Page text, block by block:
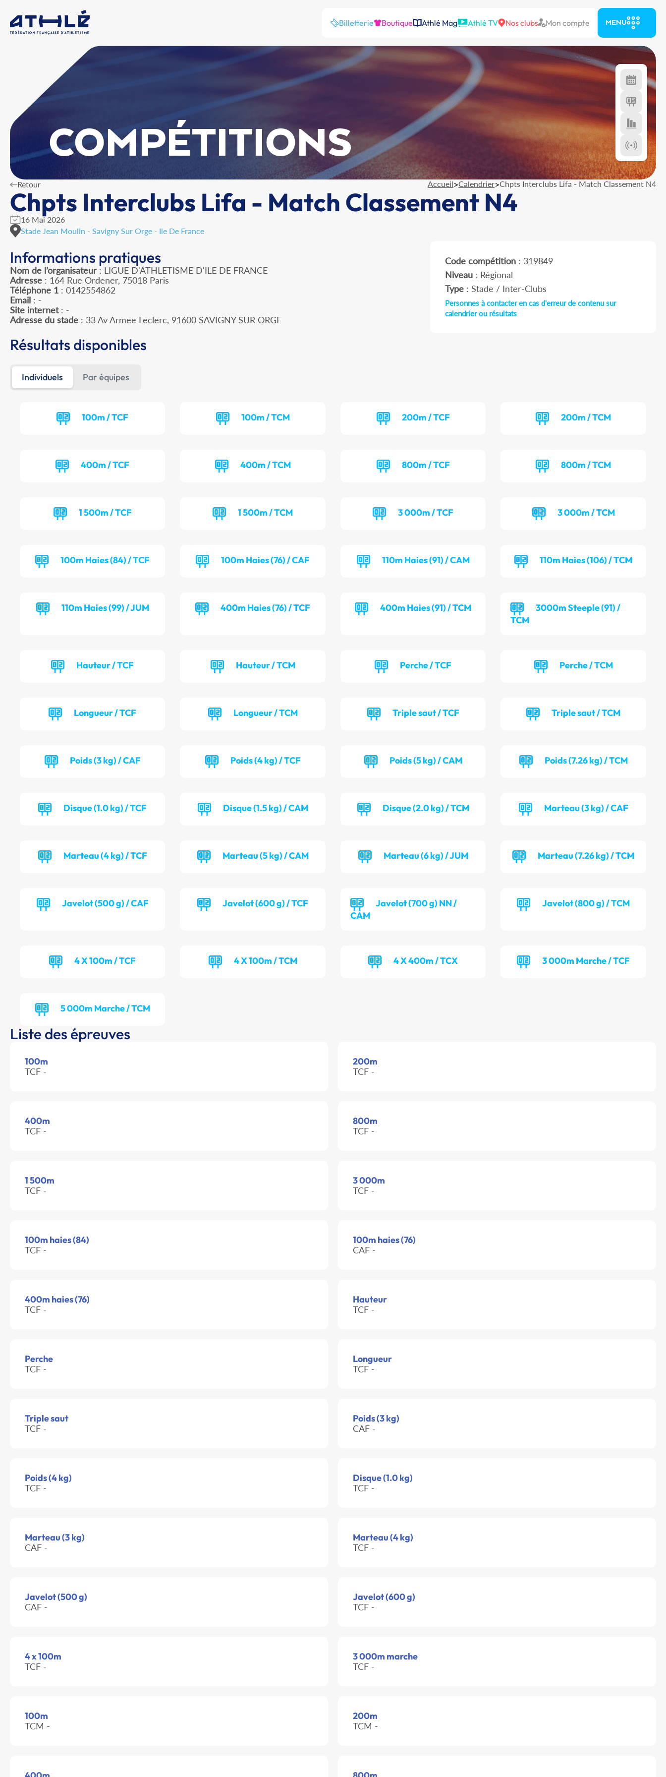
Billetterie Boutique Athlé Mag Athlé TV Nos clubs Mon compte MENU
COMPÉTITIONS
Retour Accueil>Calendrier>Chpts Interclubs Lifa - Match Classement N4
Chpts Interclubs Lifa - Match Classement N4
16 Mai 2026
Stade Jean Moulin - Savigny Sur Orge - Ile De France
Informations pratiques
Nom de l’organisateur : LIGUE D'ATHLETISME D'ILE DE FRANCE
Adresse : 164 Rue Ordener, 75018 Paris
Téléphone 1 : 0142554862
Email : -
Site internet: -
Adresse du stade : 33 Av Armee Leclerc, 91600 SAVIGNY SUR ORGE
Code compétition: 319849
Niveau: Régional
Type: Stade / Inter-Clubs
Personnes à contacter en cas d'erreur de contenu sur
calendrier ou résultats
Résultats disponibles
Individuels Par équipes
100m / TCF 100m / TCM 200m / TCF 200m / TCM
400m / TCF 400m / TCM 800m / TCF 800m / TCM
1 500m / TCF 1 500m / TCM 3 000m / TCF 3 000m / TCM
100m Haies (84) / TCF 100m Haies (76) / CAF 110m Haies (91) / CAM 110m Haies (106) / TCM
110m Haies (99) / JUM 400m Haies (76) / TCF 400m Haies (91) / TCM
3000m Steeple (91) /
TCM
Hauteur / TCF Hauteur / TCM Perche / TCF Perche / TCM
Longueur / TCF Longueur / TCM Triple saut / TCF Triple saut / TCM
Poids (3 kg) / CAF Poids (4 kg) / TCF Poids (5 kg) / CAM Poids (7.26 kg) / TCM
Disque (1.0 kg) / TCF Disque (1.5 kg) / CAM Disque (2.0 kg) / TCM Marteau (3 kg) / CAF
Marteau (4 kg) / TCF Marteau (5 kg) / CAM Marteau (6 kg) / JUM Marteau (7.26 kg) / TCM
Javelot (500 g) / CAF Javelot (600 g) / TCF
Javelot (700 g) NN /
CAM
Javelot (800 g) / TCM
4 X 100m / TCF 4 X 100m / TCM 4 X 400m / TCX 3 000m Marche / TCF
5 000m Marche / TCM
Liste des épreuves
100m
TCF -
200m
TCF -
400m
TCF -
800m
TCF -
1 500m
TCF -
3 000m
TCF -
100m haies (84)
TCF -
100m haies (76)
CAF -
400m haies (76)
TCF -
Hauteur
TCF -
Perche
TCF -
Longueur
TCF -
Triple saut
TCF -
Poids (3 kg)
CAF -
Poids (4 kg)
TCF -
Disque (1.0 kg)
TCF -
Marteau (3 kg)
CAF -
Marteau (4 kg)
TCF -
Javelot (500 g)
CAF -
Javelot (600 g)
TCF -
4 x 100m
TCF -
3 000m marche
TCF -
100m
TCM -
200m
TCM -